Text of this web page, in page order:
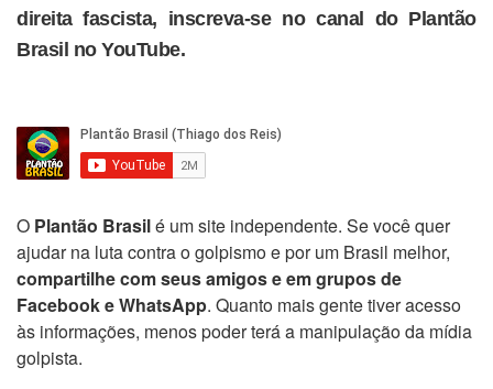
direita fascista, inscreva-se no canal do Plantão
Brasil no YouTube.
O Plantão Brasilé um site independente. Se você quer
ajudar na luta contra o golpismo e por um Brasil melhor,
compartilhe com seus amigos e em grupos de
Facebook e WhatsApp. Quanto mais gente tiver acesso
às informações, menos poder terá a manipulação da mídia
golpista.